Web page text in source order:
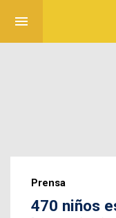
menu
Prensa
470 niños